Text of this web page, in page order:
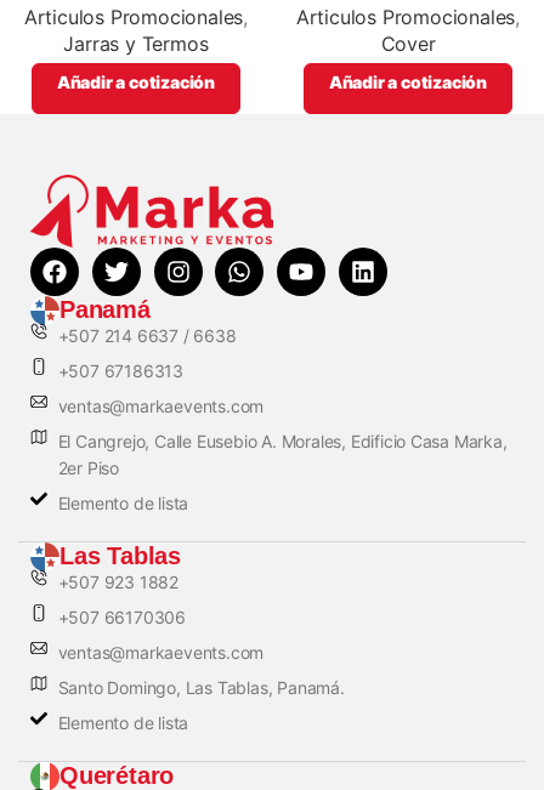
promocionales
Articulos Promocionales,
Jarras y Termos
Añadir a cotización
Articulos Promocionales,
Cover
Añadir a cotización
Panamá
+507 214 6637 / 6638
+507 67186313
ventas@markaevents.com
El Cangrejo, Calle Eusebio A. Morales, Edificio Casa Marka,
2er Piso
Elemento de lista
Las Tablas
+507 923 1882
+507 66170306
ventas@markaevents.com
Santo Domingo, Las Tablas, Panamá.
Elemento de lista
Querétaro